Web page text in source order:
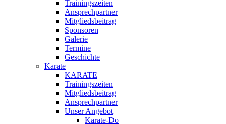
Trainingszeiten
Ansprechpartner
Mitgliedsbeitrag
Sponsoren
Galerie
Termine
Geschichte
Karate
KARATE
Trainingszeiten
Mitgliedsbeitrag
Ansprechpartner
Unser Angebot
Karate-Dō